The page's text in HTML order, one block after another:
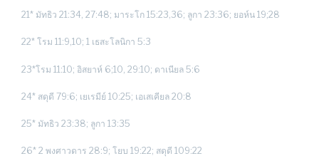
21* มัทธิว 21:34, 27:48; มาระโก 15:23,36; ลูกา 23:36; ยอห์น 19;28
22* โรม 11:9,10; 1 เธสะโลนิกา 5:3
23*โรม 11:10; อิสยาห์ 6;10, 29:10; ดาเนียล 5:6
24* สดุดี 79:6; เยเรมีย์ 10:25; เอเสเคียล 20:8
25* มัทธิว 23:38; ลูกา 13:35
26* 2 พงศาวดาร 28:9; โยบ 19:22; สดุดี 109:22